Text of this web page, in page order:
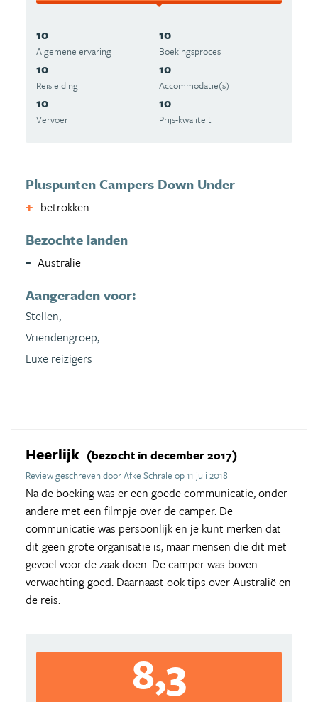
10
Algemene ervaring
10
Boekingsproces
10
Reisleiding
10
Accommodatie(s)
10
Vervoer
10
Prijs-kwaliteit
Pluspunten Campers Down Under
betrokken
Bezochte landen
Australie
Aangeraden voor:
Stellen,
Vriendengroep,
Luxe reizigers
Heerlijk (bezocht in december 2017)
Review geschreven door Afke Schrale op 11 juli 2018
Na de boeking was er een goede communicatie, onder
andere met een filmpje over de camper. De
communicatie was persoonlijk en je kunt merken dat
dit geen grote organisatie is, maar mensen die dit met
gevoel voor de zaak doen. De camper was boven
verwachting goed. Daarnaast ook tips over Australië en
de reis.
8,3